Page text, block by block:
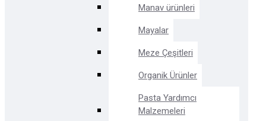
Manav ürünleri
Mayalar
Meze Çeşitleri
Organik Ürünler
Pasta Yardımcı
Malzemeleri